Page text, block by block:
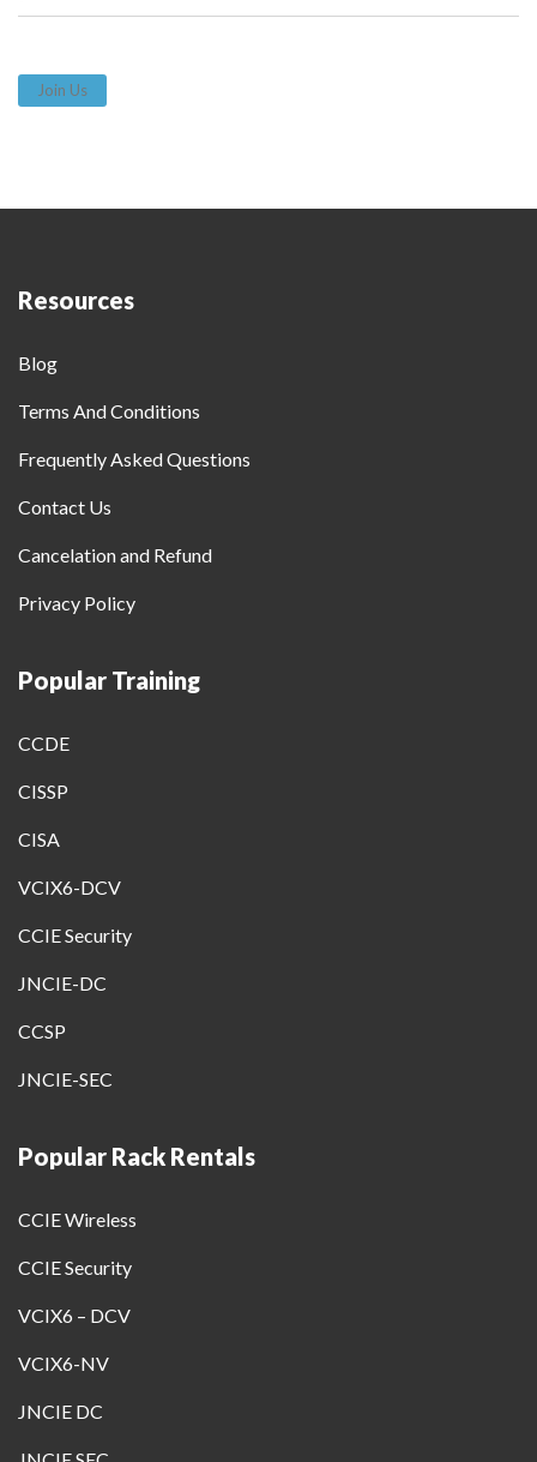
Join Us
Resources
Blog
Terms And Conditions
Frequently Asked Questions
Contact Us
Cancelation and Refund
Privacy Policy
Popular Training
CCDE
CISSP
CISA
VCIX6-DCV
CCIE Security
JNCIE-DC
CCSP
JNCIE-SEC
Popular Rack Rentals
CCIE Wireless
CCIE Security
VCIX6 – DCV
VCIX6-NV
JNCIE DC